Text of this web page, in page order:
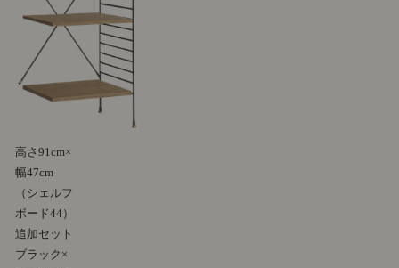
高さ91cm×
幅47cm
（シェルフ
ボード44）
追加セット
ブラック×